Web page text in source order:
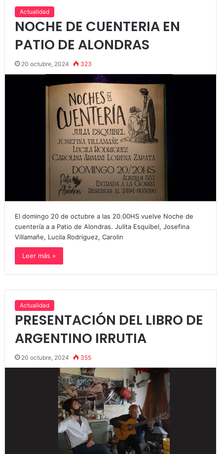
Actualidad
NOCHE DE CUENTERIA EN
PATIO DE ALONDRAS
20 octubre, 2024 323
El domingo 20 de octubre a las 20.00HS vuelve Noche de
cuentería a a Patio de Alondras. Julita Esquibel, Josefina
Villamañe, Lucila Rodriguez, Carolin
Leer más »
Actualidad
PRESENTACIÓN DEL LIBRO DE
ARGENTINO IRRUTIA
20 octubre, 2024 355